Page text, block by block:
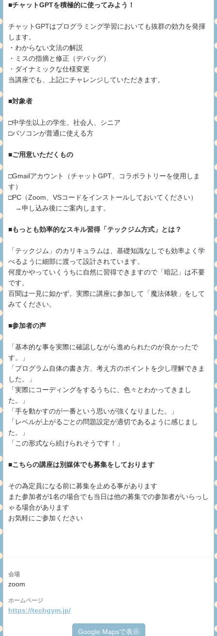
■チャットGPTを積極的に使ってみよう！
チャットGPTはプログラミング学習においても抜群の効力を発揮
します。
・わからない文法の解説
・ミスの指摘と修正（デバッグ）
・ダイナミックな仕様変更
当講座でも、上記にチャレンジしていただきます。
■対象者
□中学生以上の学生、社会人、シニア
□パソコンが普通に使える方
■ご用意いただくもの
□Gmailアカウント（チャットGPT、コラボラトリーを使用しま
す）
□PC（Zoom、VSコードをインストールしておいてください）
→申し込み後にご案内します。
■もっとも効率的なスキル習得「テックジム方式」とは？
「テックジム」のカリキュラムは、基礎知識なしでも効率よく学
べるように細部に渡って設計されています。
何度かやっていくうちに自然に習得できますので「暗記」は不要
です。
百聞は一見に如かず。実際に講座に参加して「魔法体験」をして
みてください。
■参加者の声
「基本的な事を実際に確認しながら進められたのが良かったで
す。」
「プログラム自体の書き方、考え方のポイントを少し理解できま
した。」
「実際にコーディングをするうちに、色々とわかってきまし
た。」
「手を動かすのが一番という思いが強くなりました。」
「レベルが上がるごとの問題設定が適切であるように感じまし
た。」
「この形式なら続けられそうです！」
■こちらの講座は別媒体でも募集をしております
その為定員になる前に募集を止める事があります
また参加者が1名の場合でも当日は他の募集での参加者がいらっし
ゃる場合があります
お気軽にご参加ください
会場
zoom
ホームページ
https://techgym.jp/
Google Mapsで表示